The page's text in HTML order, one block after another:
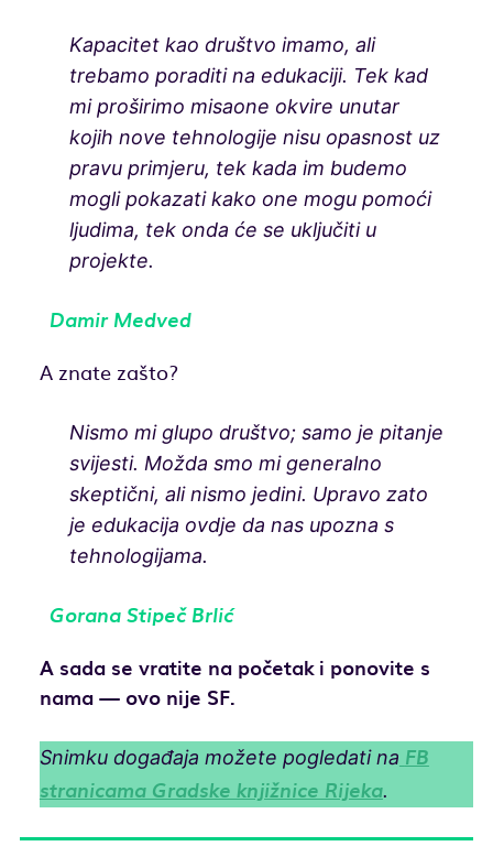
Kapacitet kao društvo imamo, ali
trebamo poraditi na edukaciji. Tek kad
mi proširimo misaone okvire unutar
kojih nove tehnologije nisu opasnost uz
pravu primjeru, tek kada im budemo
mogli pokazati kako one mogu pomoći
ljudima, tek onda će se uključiti u
projekte.
Damir Medved
A znate zašto?
Nismo mi glupo društvo; samo je pitanje
svijesti. Možda smo mi generalno
skeptični, ali nismo jedini. Upravo zato
je edukacija ovdje da nas upozna s
tehnologijama.
Gorana Stipeč Brlić
A sada se vratite na početak i ponovite s
nama — ovo nije SF.
Snimku događaja možete pogledati na FB
stranicama Gradske knjižnice Rijeka.